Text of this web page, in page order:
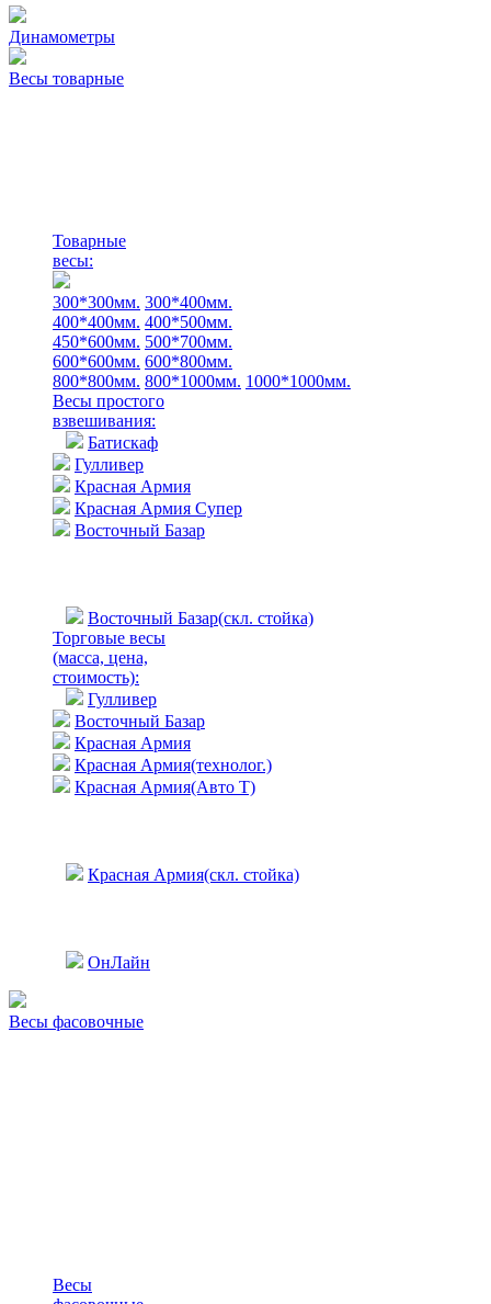
Динамометры
Весы товарные
Товарные
весы:
300*300мм. 300*400мм.
400*400мм. 400*500мм.
450*600мм. 500*700мм.
600*600мм. 600*800мм.
800*800мм. 800*1000мм. 1000*1000мм.
Весы простого
взвешивания:
Батискаф
Гулливер
Красная Армия
Красная Армия Супер
Восточный Базар
Восточный Базар(скл. стойка)
Торговые весы
(масса, цена,
стоимость):
Гулливер
Восточный Базар
Красная Армия
Красная Армия(технолог.)
Красная Армия(Авто Т)
Красная Армия(скл. стойка)
ОнЛайн
Весы фасовочные
Весы